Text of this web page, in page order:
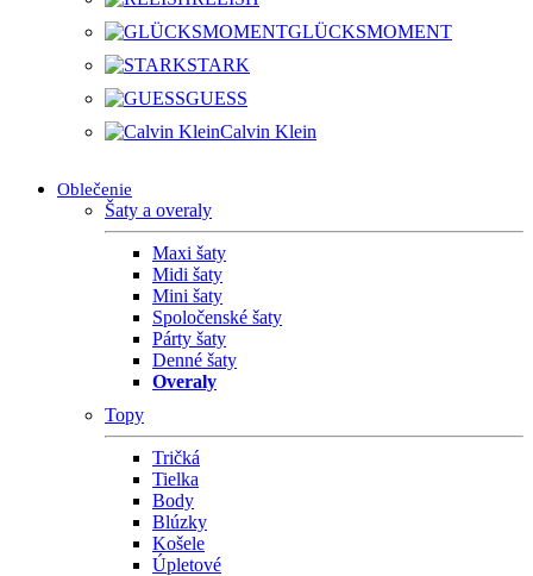
GLÜCKSMOMENT
STARK
GUESS
Calvin Klein
Oblečenie
Šaty a overaly
Maxi šaty
Midi šaty
Mini šaty
Spoločenské šaty
Párty šaty
Denné šaty
Overaly
Topy
Tričká
Tielka
Body
Blúzky
Košele
Úpletové